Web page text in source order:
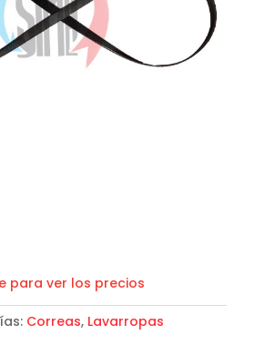
para ver los precios
Correas, Lavarropas